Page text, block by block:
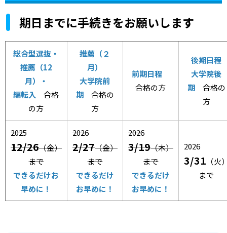
期日までに手続きをお願いします
総合型選抜・
推薦（12
月）・
編転入 合格
の方
推薦（２
月）
大学院前
期 合格の
方
前期日程
合格の方
後期日程
大学院後
期 合格の
方
2025
12/26（金）
まで
できるだけお
早めに！
2026
2/27（金）
まで
できるだけ
お早めに！
2026
3/19（木）
まで
できるだけ
お早めに！
2026
3/31 （火
まで